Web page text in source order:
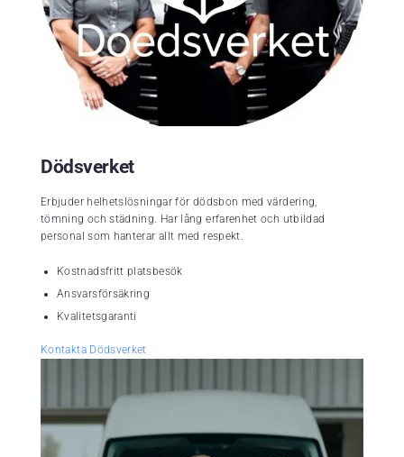
Dödsverket
Erbjuder helhetslösningar för dödsbon med värdering,
tömning och städning. Har lång erfarenhet och utbildad
personal som hanterar allt med respekt.
Kostnadsfritt platsbesök
Ansvarsförsäkring
Kvalitetsgaranti
Kontakta Dödsverket